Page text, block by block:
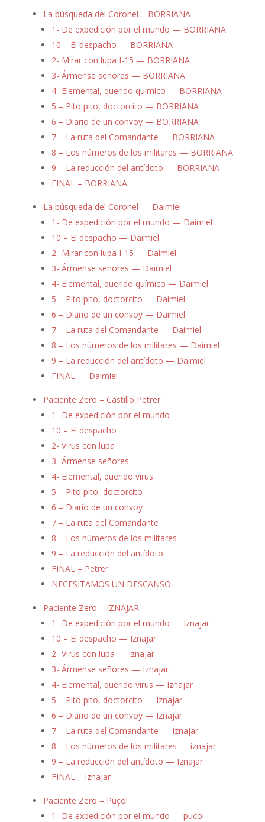
La búsqueda del Coronel – BORRIANA
1- De expedición por el mundo — BORRIANA
10 – El despacho — BORRIANA
2- Mirar con lupa I-15 — BORRIANA
3- Ármense señores — BORRIANA
4- Elemental, querido químico — BORRIANA
5 – Pito pito, doctorcito — BORRIANA
6 – Diario de un convoy — BORRIANA
7 – La ruta del Comandante — BORRIANA
8 – Los números de los militares — BORRIANA
9 – La reducción del antídoto — BORRIANA
FINAL – BORRIANA
La búsqueda del Coronel — Daimiel
1- De expedición por el mundo — Daimiel
10 – El despacho — Daimiel
2- Mirar con lupa I-15 — Daimiel
3- Ármense señores — Daimiel
4- Elemental, querido químico — Daimiel
5 – Pito pito, doctorcito — Daimiel
6 – Diario de un convoy — Daimiel
7 – La ruta del Comandante — Daimiel
8 – Los números de los militares — Daimiel
9 – La reducción del antídoto — Daimiel
FINAL — Daimiel
Paciente Zero – Castillo Petrer
1- De expedición por el mundo
10 – El despacho
2- Virus con lupa
3- Ármense señores
4- Elemental, querido virus
5 – Pito pito, doctorcito
6 – Diario de un convoy
7 – La ruta del Comandante
8 – Los números de los militares
9 – La reducción del antídoto
FINAL – Petrer
NECESITAMOS UN DESCANSO
Paciente Zero – IZNAJAR
1- De expedición por el mundo — Iznajar
10 – El despacho — Iznajar
2- Virus con lupa — Iznajar
3- Ármense señores — Iznajar
4- Elemental, querido virus — Iznajar
5 – Pito pito, doctorcito — Iznajar
6 – Diario de un convoy — Iznajar
7 – La ruta del Comandante — Iznajar
8 – Los números de los militares — iznajar
9 – La reducción del antídoto — Iznajar
FINAL – Iznajar
Paciente Zero – Puçol
1- De expedición por el mundo — pucol